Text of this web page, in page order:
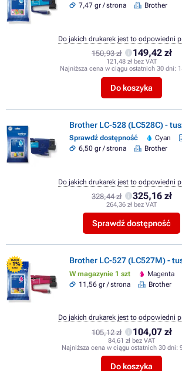
7,47 gr / strona
Brother
150,93 zł 149,42 zł
121,48 zł bez VAT
Najniższa cena w ciągu ostatnich 30 dni:
Do koszyka
Do jakich drukarek jest to odpowiedni
Brother LC-528 (LC528C) -
Sprawdź dostępność Cyan
6,50 gr / strona
Brother
328,44 zł 325,16 zł
264,36 zł bez VAT
Sprawdź dostępność
Do jakich drukarek jest to odpowiedni
FLASH
- 1%
SALE
Brother LC-527 (LC527M) -
W magazynie 1 szt Magenta
11,56 gr / strona
Brother
105,12 zł 104,07 zł
84,61 zł bez VAT
Najniższa cena w ciągu ostatnich 30 dni:
Do koszyka
Do jakich drukarek jest to odpowiedni